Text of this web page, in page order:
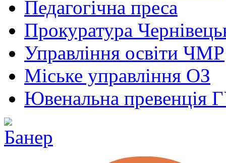
Педагогічна преса
Прокуратура
Управління освіти ЧМР
Міське управління ОЗ
Ювенальна превенція